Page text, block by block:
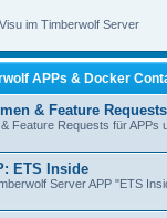
im Timberwolf Server
APPs & Docker
& Feature Requests
Feature Requests für APPs
ETS Inside
Server APP "ETS